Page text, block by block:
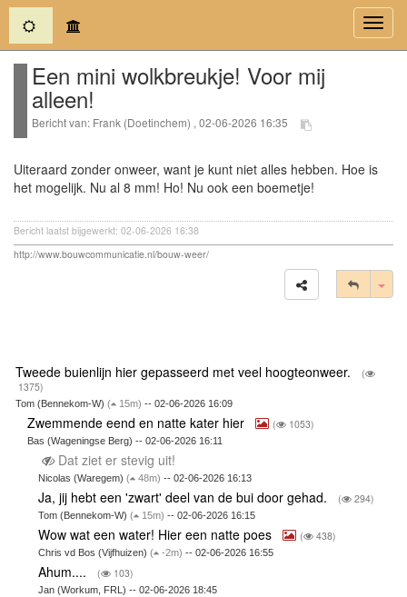
(current)
Een mini wolkbreukje! Voor mij
alleen!
Bericht van: Frank (Doetinchem) , 02-06-2026 16:35
Uiteraard zonder onweer, want je kunt niet alles hebben. Hoe is
het mogelijk. Nu al 8 mm! Ho! Nu ook een boemetje!
Bericht laatst bijgewerkt: 02-06-2026 16:38
http://www.bouwcommunicatie.nl/bouw-weer/
Tweede buienlijn hier gepasseerd met veel hoogteonweer.
(
1375)
Tom (Bennekom-W) ( 15m) -- 02-06-2026 16:09
Zwemmende eend en natte kater hier ( 1053)
Bas (Wageningse Berg) -- 02-06-2026 16:11
Dat ziet er stevig uit!
Nicolas (Waregem)( 48m) -- 02-06-2026 16:13
Ja, jij hebt een 'zwart' deel van de bui door gehad. ( 294)
Tom (Bennekom-W)( 15m) -- 02-06-2026 16:15
Wow wat een water! Hier een natte poes ( 438)
Chris vd Bos (Vijfhuizen)( -2m) -- 02-06-2026 16:55
Ahum.... ( 103)
Jan (Workum, FRL) -- 02-06-2026 18:45